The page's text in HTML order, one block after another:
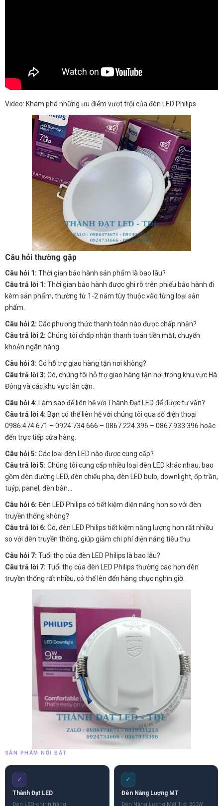
Video: Khám phá những ưu điểm vượt trội của đèn LED Philips
Câu hỏi thường gặp
Câu hỏi 1: Thời gian bảo hành sản phẩm là bao lâu?
Câu trả lời 1: Thời gian bảo hành được ghi rõ trên phiếu bảo hành đi
kèm sản phẩm, thường từ 1-2 năm tùy thuộc vào từng loại sản
phẩm.
Câu hỏi 2: Các phương thức thanh toán nào được chấp nhận?
Câu trả lời 2: Chúng tôi chấp nhận thanh toán tiền mặt, chuyển
khoản ngân hàng.
Câu hỏi 3: Có hỗ trợ giao hàng tận nơi không?
Câu trả lời 3: Có, chúng tôi hỗ trợ giao hàng tận nơi trong khu vực Hà
Đông và các khu vực lân cận.
Câu hỏi 4: Làm sao để liên hệ với Thành Đạt LED để được tư vấn?
Câu trả lời 4: Bạn có thể liên hệ với chúng tôi qua số điện thoại
0986.474.671 – 0924.734.666 – 0867.224.396 – 0867.933.396 hoặc
đến trực tiếp cửa hàng.
Câu hỏi 5: Các loại đèn LED nào được cung cấp?
Câu trả lời 5: Chúng tôi cung cấp nhiều loại đèn LED khác nhau, bao
gồm đèn đường LED, đèn chiếu pha, đèn LED bulb, downlight, ốp trần,
tuýp, panel, đèn bàn…
Câu hỏi 6: Đèn LED Philips có tiết kiệm điện năng hơn so với đèn
truyền thống không?
Câu trả lời 6: Có, đèn LED Philips tiết kiệm năng lượng hơn rất nhiều
so với đèn truyền thống, giúp giảm chi phí điện năng tiêu thụ.
Câu hỏi 7: Tuổi thọ của đèn LED Philips là bao lâu?
Câu trả lời 7: Tuổi thọ của đèn LED Philips thường cao hơn đèn
truyền thống rất nhiều, có thể lên đến hàng chục nghìn giờ.
SẢN PHẨM NỔI BẬT
✓
Thành Đạt LED
Đèn LED chính hãng
✓
Đèn Năng Lượng MT
Đèn Năng Lượng Mặt Trời 300W